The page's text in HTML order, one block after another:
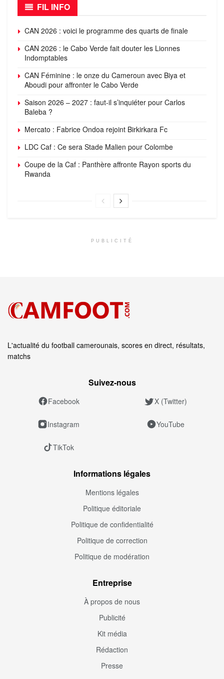
FIL INFO
CAN 2026 : voici le programme des quarts de finale
CAN 2026 : le Cabo Verde fait douter les Lionnes
Indomptables
CAN Féminine : le onze du Cameroun avec Biya et
Aboudi pour affronter le Cabo Verde
Saison 2026 – 2027 : faut-il s’inquiéter pour Carlos
Baleba ?
Mercato : Fabrice Ondoa rejoint Birkirkara Fc
LDC Caf : Ce sera Stade Malien pour Colombe
Coupe de la Caf : Panthère affronte Rayon sports du
Rwanda
PUBLICITÉ
L'actualité du football camerounais, scores en direct, résultats,
matchs
Suivez‑nous
Facebook X (Twitter)
Instagram YouTube
TikTok
Informations légales
Mentions légales
Politique éditoriale
Politique de confidentialité
Politique de correction
Politique de modération
Entreprise
À propos de nous
Publicité
Kit média
Rédaction
Presse